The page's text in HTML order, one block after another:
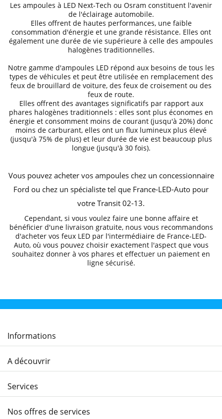
Les ampoules à LED Next-Tech ou Osram constituent l'avenir
de l'éclairage automobile.
Elles offrent de hautes performances, une faible
consommation d'énergie et une grande résistance. Elles ont
également une durée de vie supérieure à celle des ampoules
halogènes traditionnelles.
Notre gamme d'ampoules LED répond aux besoins de tous les
types de véhicules et peut être utilisée en remplacement des
feux de brouillard de voiture, des feux de croisement ou des
feux de route.
Elles offrent des avantages significatifs par rapport aux
phares halogènes traditionnels : elles sont plus économes en
énergie et consomment moins de courant (jusqu'à 20%) donc
moins de carburant, elles ont un flux lumineux plus élevé
(jusqu'à 75% de plus) et leur durée de vie est beaucoup plus
longue (jusqu'à 30 fois).
Vous pouvez acheter vos ampoules chez un concessionnaire
Ford ou chez un spécialiste tel que France-LED-Auto pour
votre Transit 02-13.
Cependant, si vous voulez faire une bonne affaire et
bénéficier d'une livraison gratuite, nous vous recommandons
d'acheter vos feux LED par l'intermédiaire de France-LED-
Auto, où vous pouvez choisir exactement l'aspect que vous
souhaitez donner à vos phares et effectuer un paiement en
ligne sécurisé.
Informations
A découvrir
Services
Nos offres de services